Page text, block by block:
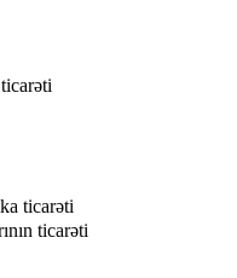
ticarəti
ticarəti